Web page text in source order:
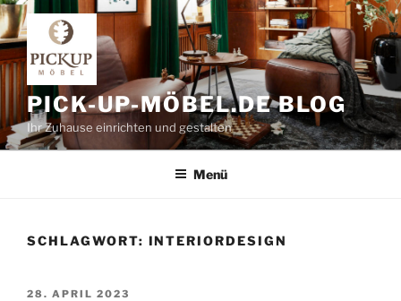
Zum
Inhalt
springen
PICK-UP-MÖBEL.DE BLOG
Ihr Zuhause einrichten und gestalten
Menü
SCHLAGWORT: INTERIORDESIGN
VERÖFFENTLICHT
28. APRIL 2023